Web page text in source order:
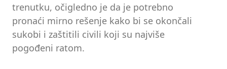
trenutku, očigledno je da je potrebno
pronaći mirno rešenje kako bi se okončali
sukobi i zaštitili civili koji su najviše
pogođeni ratom.